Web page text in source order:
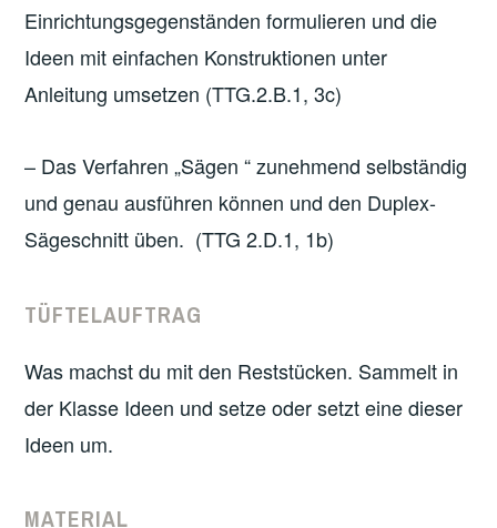
Einrichtungsgegenständen formulieren und die
Ideen mit einfachen Konstruktionen unter
Anleitung umsetzen (TTG.2.B.1, 3c)
– Das Verfahren „Sägen “ zunehmend selbständig
und genau ausführen können und den Duplex-
Sägeschnitt üben. (TTG 2.D.1, 1b)
TÜFTELAUFTRAG
Was machst du mit den Reststücken. Sammelt in
der Klasse Ideen und setze oder setzt eine dieser
Ideen um.
MATERIAL